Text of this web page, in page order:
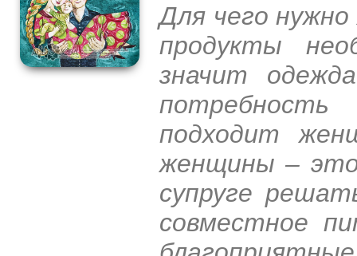
Для чего
продукты
значит
потребность
подходит
женщины – это
супруге
совместное